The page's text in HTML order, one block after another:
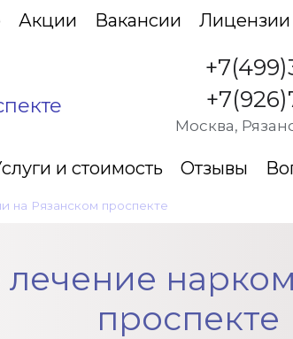
Акции Вакансии Лицензии
Москва,
и стоимость Отзывы
на Рязанском проспекте
проспекте